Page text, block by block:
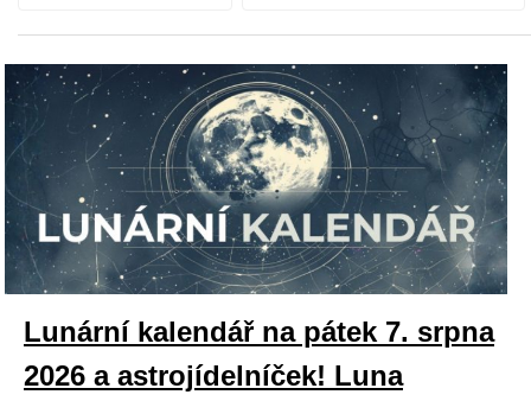
Lunární kalendář na pátek 7. srpna
2026 a astrojídelníček! Luna